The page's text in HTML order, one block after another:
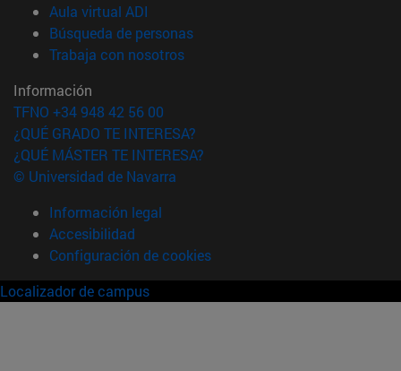
Aula virtual ADI
Búsqueda de personas(abre en nueva ventana)
Trabaja con nosotros(abre en nueva ventana)
Información
TFNO +34 948 42 56 00
¿QUÉ GRADO TE INTERESA?
¿QUÉ MÁSTER TE INTERESA?
© Universidad de Navarra
Información legal
Accesibilidad
Configuración de cookies
Localizador de campus